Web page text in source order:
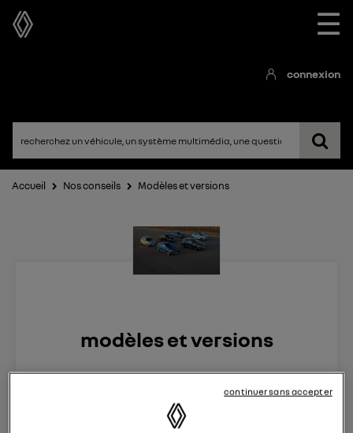
☰
connexion
Accueil Nos conseils Modèles et versions
modèles et versions
Le8 juin 2023à13:15
Véhicules RENAULTcontinuer sans accepter